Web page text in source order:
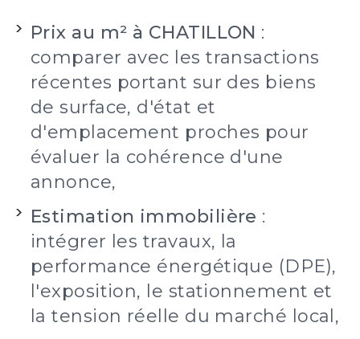
Prix au m² à CHATILLON :
comparer avec les transactions
récentes portant sur des biens
de surface, d'état et
d'emplacement proches pour
évaluer la cohérence d'une
annonce,
Estimation immobilière :
intégrer les travaux, la
performance énergétique (DPE),
l'exposition, le stationnement et
la tension réelle du marché local,